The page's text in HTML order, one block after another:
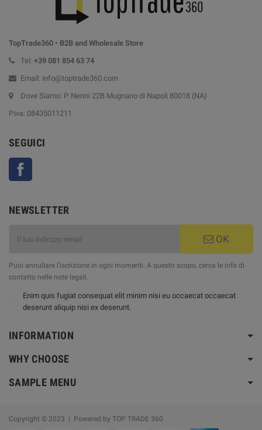
TopTrade360 • B2B and Wholesale Store
Tel: +39 081 854 63 74
Email: info@toptrade360.com
Dove Siamo: P. Nenni 22B Mugnano di Napoli 80018 (NA)
P.iva: 08435011211
SEGUICI
NEWSLETTER
OK
Puoi annullare l'iscrizione in ogni momenti. A questo scopo, cerca le info di
contatto nelle note legali.
Enim quis fugiat consequat elit minim nisi eu occaecat occaecat
deserunt aliquip nisi ex deserunt.
INFORMATION
WHY CHOOSE
SAMPLE MENU
Copyright © 2023 | Powered by TOP TRADE 360